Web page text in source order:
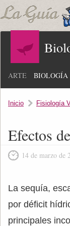
ARTE BIOLOGÍA
Inicio Fisiología
Efectos
14 de marzo de
La sequía,
por déficit
principales